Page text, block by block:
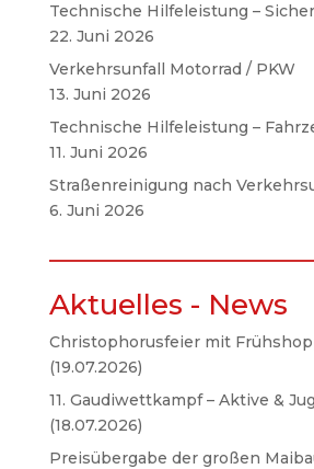
Technische Hilfeleistung –
22. Juni 2026
Verkehrsunfall Motorrad / PKW
13. Juni 2026
Technische Hilfeleistung –
11. Juni 2026
Straßenreinigung nach
6. Juni 2026
Aktuelles - News
Christophorusfeier mit
(19.07.2026)
11. Gaudiwettkampf – Aktive &
(18.07.2026)
Preisübergabe der großen